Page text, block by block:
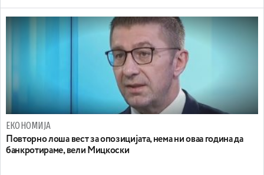
ЕКОНОМИЈА
Повторно лоша вест за опозицијата, нема ни оваа година да
банкротираме, вели Мицкоски